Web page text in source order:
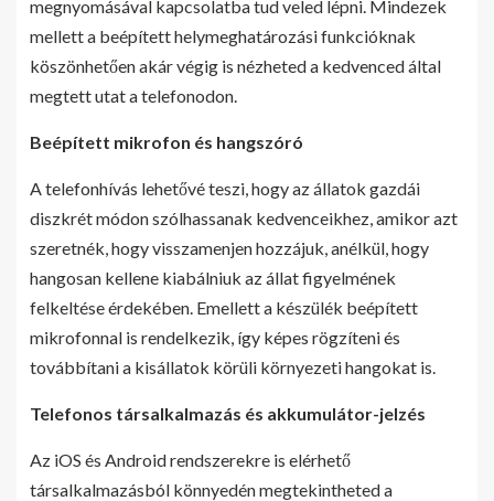
megnyomásával kapcsolatba tud veled lépni. Mindezek
mellett a beépített helymeghatározási funkcióknak
köszönhetően akár végig is nézheted a kedvenced által
megtett utat a telefonodon.
Beépített mikrofon és hangszóró
A telefonhívás lehetővé teszi, hogy az állatok gazdái
diszkrét módon szólhassanak kedvenceikhez, amikor azt
szeretnék, hogy visszamenjen hozzájuk, anélkül, hogy
hangosan kellene kiabálniuk az állat figyelmének
felkeltése érdekében. Emellett a készülék beépített
mikrofonnal is rendelkezik, így képes rögzíteni és
továbbítani a kisállatok körüli környezeti hangokat is.
Telefonos társalkalmazás és akkumulátor-jelzés
Az iOS és Android rendszerekre is elérhető
társalkalmazásból könnyedén megtekintheted a